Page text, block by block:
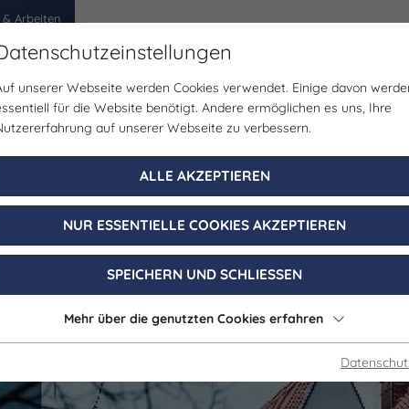
& Arbeiten
Erlebnisse Veranstaltungen Planen
Treffen | Brauchtum/Kultur | Sonstiges | Kunst &
08. November 2026, 11:00 - 17:00 Uhr
unserer Webseite werden Cookies verwendet. Einige davon
für die Website benötigt. Andere ermöglichen es uns, Ihre
auf unserer Webseite zu verbessern.
ALLE AKZEPTIEREN
NUR ESSENTIELLE COOKIES AKZEPTIEREN
SPEICHERN UND SCHLIESSEN
Mehr über die genutzten Cookies erfahren